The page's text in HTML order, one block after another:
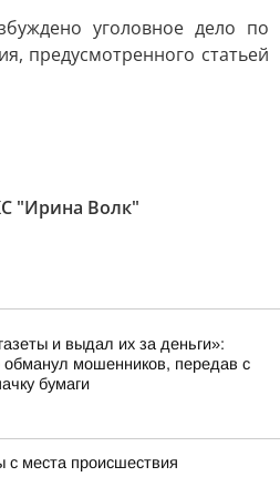
уголовное дело по
предусмотренного статьей
"Ирина Волк"
и выдал их за деньги»:
обманул мошенников, передав с
бумаги
с места происшествия